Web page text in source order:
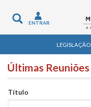
Toggle
navigation
ENTRAR
LEGISLAÇÃO
Últimas Reuniões
Título